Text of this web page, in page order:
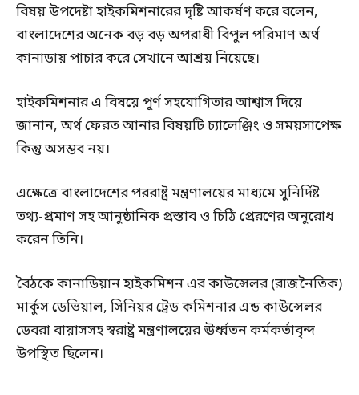
বিষয় উপদেষ্টা হাইকমিশনারের দৃষ্টি আকর্ষণ করে বলেন,
বাংলাদেশের অনেক বড় বড় অপরাধী বিপুল পরিমাণ অর্থ
কানাডায় পাচার করে সেখানে আশ্রয় নিয়েছে।
হাইকমিশনার এ বিষয়ে পূর্ণ সহযোগিতার আশ্বাস দিয়ে
জানান, অর্থ ফেরত আনার বিষয়টি চ্যালেঞ্জিং ও সময়সাপেক্ষ
কিন্তু অসম্ভব নয়।
এক্ষেত্রে বাংলাদেশের পররাষ্ট্র মন্ত্রণালয়ের মাধ্যমে সুনির্দিষ্ট
তথ্য-প্রমাণ সহ আনুষ্ঠানিক প্রস্তাব ও চিঠি প্রেরণের অনুরোধ
করেন তিনি।
বৈঠকে কানাডিয়ান হাইকমিশন এর কাউন্সেলর (রাজনৈতিক)
মার্কুস ডেভিয়াল, সিনিয়র ট্রেড কমিশনার এন্ড কাউন্সেলর
ডেবরা বায়াসসহ স্বরাষ্ট্র মন্ত্রণালয়ের ঊর্ধ্বতন কর্মকর্তাবৃন্দ
উপস্থিত ছিলেন।